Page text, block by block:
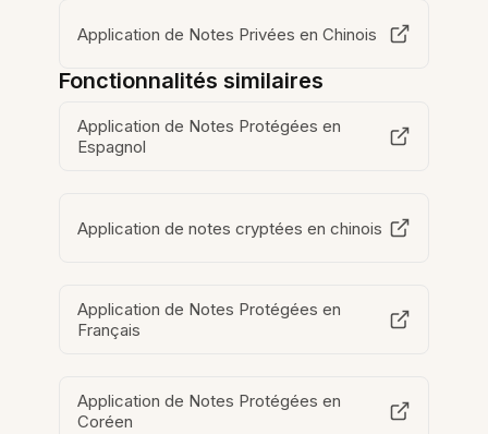
Application de Notes Privées en Chinois
Fonctionnalités similaires
Application de Notes Protégées en
Espagnol
Application de notes cryptées en chinois
Application de Notes Protégées en
Français
Application de Notes Protégées en
Coréen